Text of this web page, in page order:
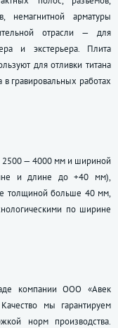
немагнитной арматуры
отрасли — для
и экстерьера. Плита
для отливки титана
в гравировальных работах
2500 — 4000 мм и шириной
и длине до +40 мм),
толщиной больше 40 мм,
по ширине
компании ООО «Авек
мы гарантируем
норм производства.